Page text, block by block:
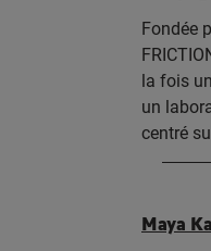
Fondée
la fois
un
centré
Maya